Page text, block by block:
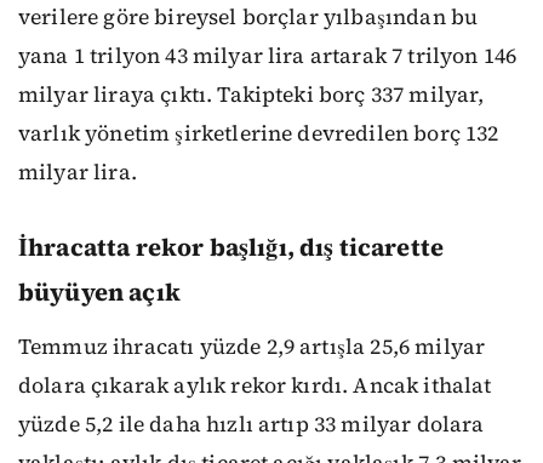
verilere göre bireysel borçlar yılbaşından bu
yana 1 trilyon 43 milyar lira artarak 7 trilyon 146
milyar liraya çıktı. Takipteki borç 337 milyar,
varlık yönetim şirketlerine devredilen borç 132
milyar lira.
İhracatta rekor başlığı, dış ticarette
büyüyen açık
Temmuz ihracatı yüzde 2,9 artışla 25,6 milyar
dolara çıkarak aylık rekor kırdı. Ancak ithalat
yüzde 5,2 ile daha hızlı artıp 33 milyar dolara